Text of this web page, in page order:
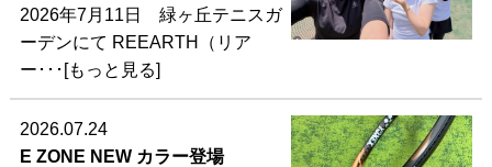
2026年7月11日 緑ヶ丘テニスガ
ーデンにて REEARTH（リア
ー･･･[もっと見る]
2026.07.24
E ZONE NEW カラー登場